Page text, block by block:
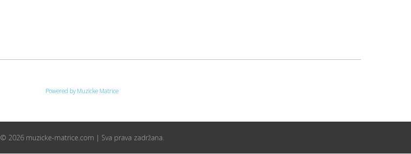
Powered by Muzicke Matrice
© 2026 muzicke-matrice.com | Sva prava zadržana.